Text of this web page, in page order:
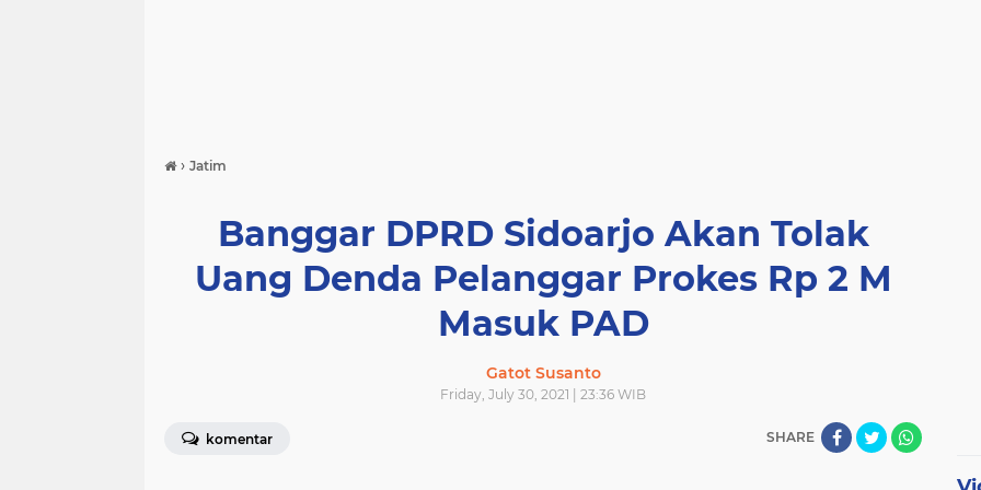
› Jatim
Banggar DPRD Sidoarjo Akan Tolak
Uang Denda Pelanggar Prokes Rp 2 M
Masuk PAD
Gatot Susanto
Friday, July 30, 2021 | 23:36 WIB
komentar SHARE